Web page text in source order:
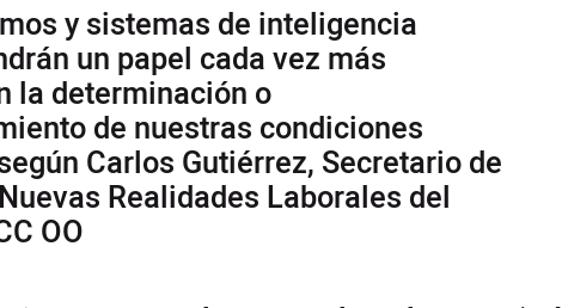
y sistemas de inteligencia
un papel cada vez más
la determinación o
de nuestras condiciones
Carlos Gutiérrez, Secretario de
Realidades Laborales del
OO